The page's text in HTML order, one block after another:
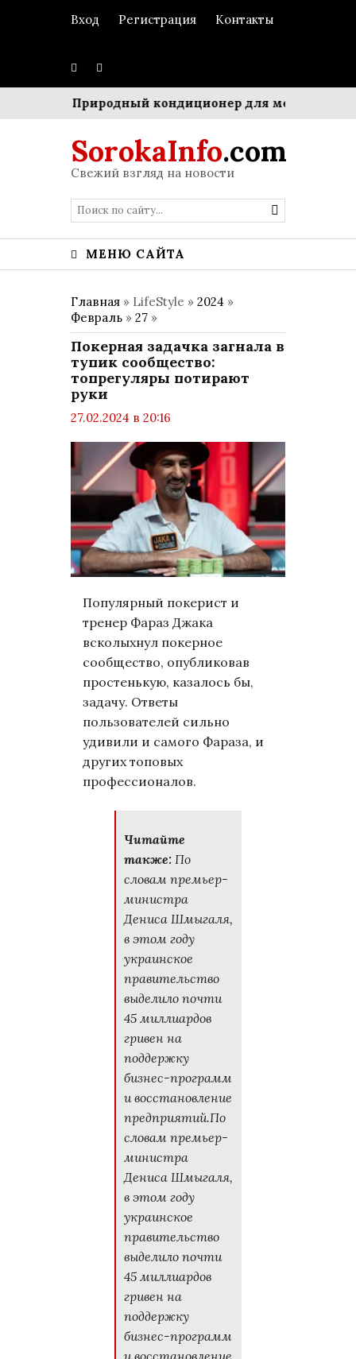
Вход Регистрация Контакты
Природный кондиционер для мегаполиса:
SorokaInfo.com
Свежий взгляд на новости
МЕНЮ САЙТА
Главная » LifeStyle » 2024 »
Февраль » 27 »
Покерная задачка загнала в
тупик сообщество:
топрегуляры потирают
руки
27.02.2024 в 20:16
комментариев: 0
LifeStyle
Популярный покерист и
тренер Фараз Джака
всколыхнул покерное
сообщество, опубликовав
простенькую, казалось бы,
задачу. Ответы
пользователей сильно
удивили и самого Фараза, и
других топовых
профессионалов.
Читайте
также: По
словам премьер-
министра
Дениса Шмыгаля,
в этом году
украинское
правительство
выделило почти
45 миллиардов
гривен на
поддержку
бизнес-программ
и восстановление
предприятий.По
словам премьер-
министра
Дениса Шмыгаля,
в этом году
украинское
правительство
выделило почти
45 миллиардов
гривен на
поддержку
бизнес-программ
и восстановление